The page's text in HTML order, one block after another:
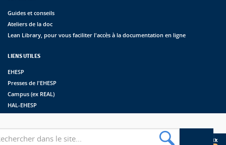
Guides et conseils
Ateliers de la doc
Lean Library, pour vous faciliter l'accès à la documentation en ligne
LIENS UTILES
EHESP
Presses de l'EHESP
Campus (ex REAL)
HAL-EHESP
Suivez les bibliothèques de l'EHESP sur les réseaux sociaux